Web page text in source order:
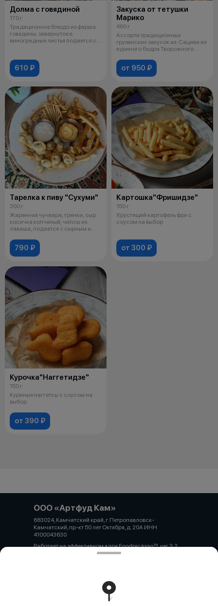
Долма с говядиной
170 г
Традиционное блюдо из фарша
говядины, завернутое в
виноградные листья подается с
610 ₽
Закуска от тетушки
Марико
460 г
Ассорти традиционных
грузинских закусок из: Сациви из
куриного бедра Творожного
от 950 ₽
Тарелка к пиву "Сухуми"
300 г
Жаренная чучвара, гренки, сыр
косичка копченый, чипсы из
лаваша, подается с сырным и
790 ₽
Картошка"Фришидзе"
150 г
Хрустящий картофель фри с
соусом на выбор
от 300 ₽
Курочка"Наггетидзе"
150 г
Куриные наггетсы с соусом на
выбор
от 390 ₽
ООО «Артфуд Кам»
683024, Камчатский край, г. Петропавловск-
Камчатский, пр-кт 50 лет Октября, д. 20А ИНН
4100043630
Работает на эффективном ядреFoodpicássover. 3.2
Политика конфиденциальности
Публичная оферта